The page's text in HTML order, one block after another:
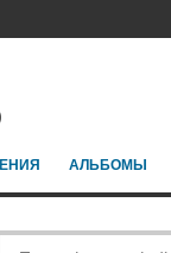
АЛЬБОМЫ